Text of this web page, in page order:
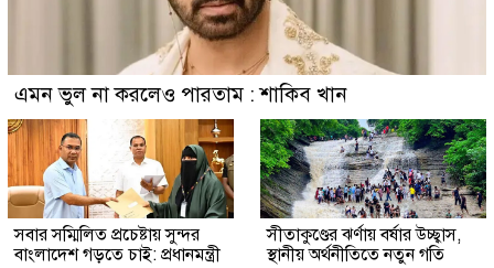
এমন ভুল না করলেও পারতাম : শাকিব খান
সবার সম্মিলিত প্রচেষ্টায় সুন্দর
বাংলাদেশ গড়তে চাই: প্রধানমন্ত্রী
সীতাকুণ্ডের ঝর্ণায় বর্ষার উচ্ছ্বাস,
স্থানীয় অর্থনীতিতে নতুন গতি